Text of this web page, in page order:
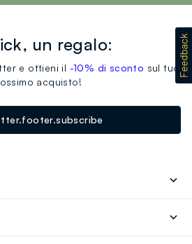
un regalo:
e ottieni il -10% di sconto sul tuo
acquisto!